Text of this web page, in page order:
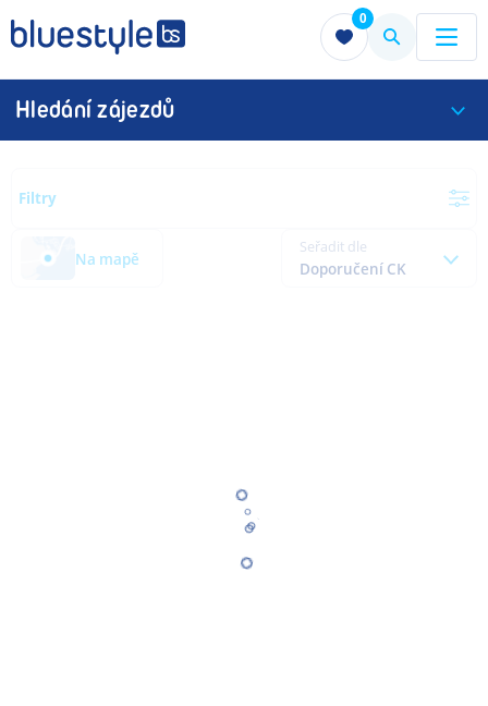
0
Menu Menu
Hledání zájezdů
Filtry
Na mapě
Seřadit dle
Doporučení CK